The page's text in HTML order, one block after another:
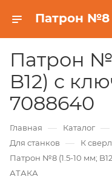
Патрон
B12) с
7088640
Главная — Каталог —
Для станков — К
Патрон №8 (1.5-10 мм;
АТАКА